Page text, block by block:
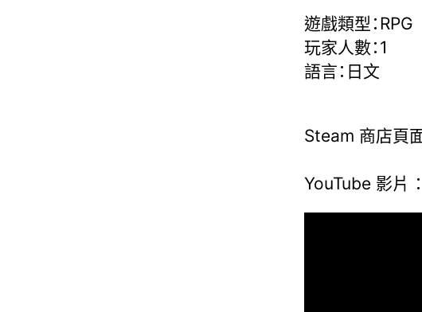
遊戲類型：RPG
玩家人數：1
語言：日文
Steam 商店頁面
YouTube 影片 ：